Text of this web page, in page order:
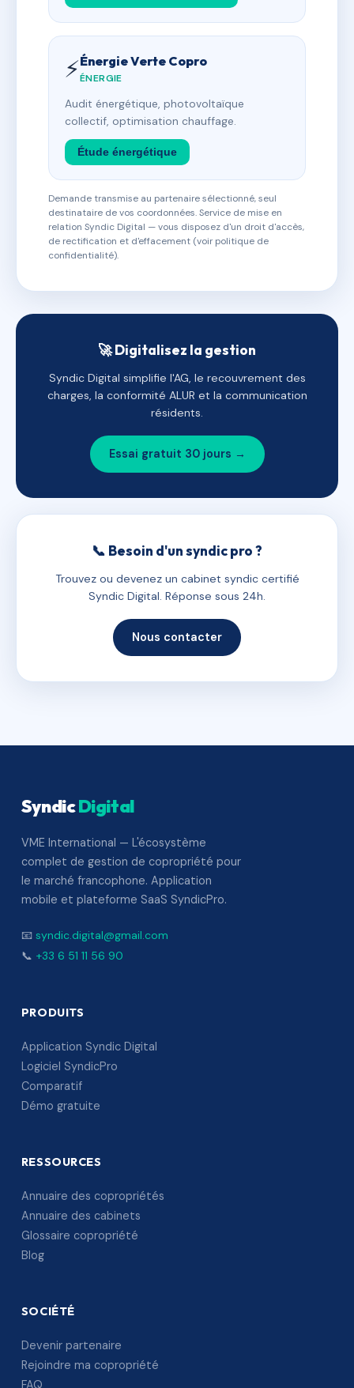
⚡Énergie Verte Copro
ÉNERGIE
Audit énergétique, photovoltaïque
collectif, optimisation chauffage.
Étude énergétique
Demande transmise au partenaire sélectionné, seul
destinataire de vos coordonnées. Service de mise en
relation Syndic Digital — vous disposez d'un droit d'accès,
de rectification et d'effacement (voir politique de
confidentialité).
🚀 Digitalisez la gestion
Syndic Digital simplifie l'AG, le recouvrement des
charges, la conformité ALUR et la communication
résidents.
Essai gratuit 30 jours →
📞 Besoin d'un syndic pro ?
Trouvez ou devenez un cabinet syndic certifié
Syndic Digital. Réponse sous 24h.
Nous contacter
SyndicDigital
VME International — L'écosystème
complet de gestion de copropriété pour
le marché francophone. Application
mobile et plateforme SaaS SyndicPro.
📧 syndic.digital@gmail.com
📞 +33 6 51 11 56 90
PRODUITS
Application Syndic Digital
Logiciel SyndicPro
Comparatif
Démo gratuite
RESSOURCES
Annuaire des copropriétés
Annuaire des cabinets
Glossaire copropriété
Blog
SOCIÉTÉ
Devenir partenaire
Rejoindre ma copropriété
FAQ